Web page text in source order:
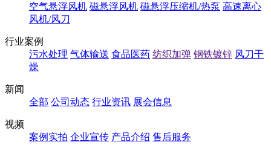
空气悬浮风机 磁悬浮风机 磁悬浮压缩机/热泵 高速离心
风机/风刀
行业案例
污水处理 气体输送 食品医药 纺织加弹 钢铁镀锌 风刀干
燥
新闻
全部 公司动态 行业资讯 展会信息
视频
案例实拍 企业宣传 产品介绍 售后服务